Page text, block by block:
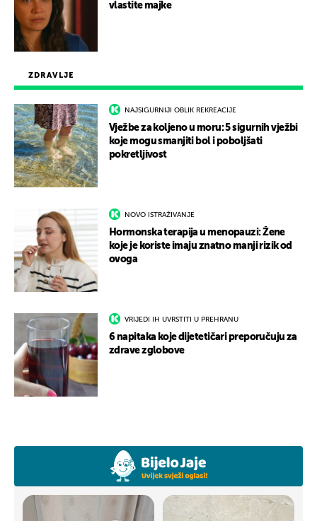
ZDRAVLJE
NAJSIGURNIJI OBLIK REKREACIJE
Vježbe za koljeno u moru: 5 sigurnih vježbi
koje mogu smanjiti bol i poboljšati
pokretljivost
NOVO ISTRAŽIVANJE
Hormonska terapija u menopauzi: Žene
koje je koriste imaju znatno manji rizik od
ovoga
VRIJEDI IH UVRSTITI U PREHRANU
6 napitaka koje dijetetičari preporučuju za
zdrave zglobove
vlastite majke